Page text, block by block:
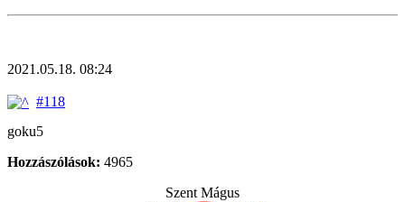
2021.05.18. 08:24
#118
goku5
Hozzászólások: 4965
Szent Mágus